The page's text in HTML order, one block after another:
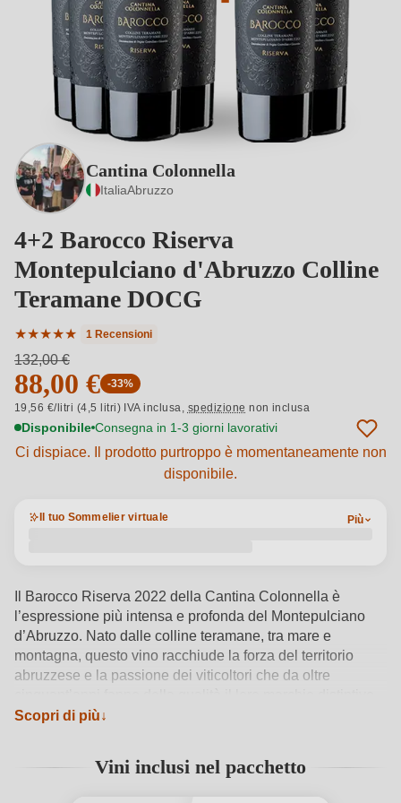
Cantina Colonnella
ItaliaAbruzzo
4+2 Barocco Riserva
Montepulciano d'Abruzzo Colline
Teramane DOCG
★★★★★
Valutazione media di 5 su 5 stelle
1 Recensioni
132,00 €
88,00 € -33%
19,56 €/litri (4,5 litri) IVA inclusa, spedizione non inclusa
Disponibile Consegna in 1-3 giorni lavorativi
Ci dispiace. Il prodotto purtroppo è momentaneamente non
disponibile.
Il tuo Sommelier virtuale Più
Il Barocco Riserva 2022 della Cantina Colonnella è
l’espressione più intensa e profonda del Montepulciano
d’Abruzzo. Nato dalle colline teramane, tra mare e
montagna, questo vino racchiude la forza del territorio
abruzzese e la passione dei viticoltori che da oltre
Affinato in botti di rovere, il Barocco Riserva si distingue
avvolge il palato. Ogni sorso racconta l’equilibrio perfetto
Scopri di più
Vini inclusi nel pacchetto